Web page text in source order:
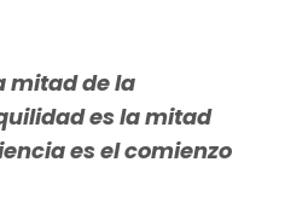
mitad de la
es la mitad
es el comienzo